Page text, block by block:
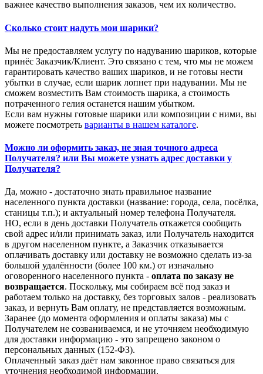
важнее качество выполнения заказов, чем их количество.
Сколько стоит надуть мои шарики?
Мы не предоставляем услугу по надуванию шариков, которые
принёс Заказчик/Клиент. Это связано с тем, что мы не можем
гарантировать качество ваших шариков, и не готовы нести
убытки в случае, если шарик лопнет при надувании. Мы не
сможем возместить Вам стоимость шарика, а стоимость
потраченного гелия останется нашим убытком.
Если вам нужны готовые шарики или композиции с ними, вы
можете посмотреть варианты в нашем каталоге.
Можно ли оформить заказ, не зная точного адреса
Получателя? или Вы можете узнать адрес доставки у
Получателя?
Да, можно - достаточно знать правильное название
населенного пункта доставки (название: города, села, посёлка,
станицы т.п.); и актуальный номер телефона Получателя.
НО, если в день доставки Получатель откажется сообщить
свой адрес и/или принимать заказ, или Получатель находится
в другом населенном пункте, а Заказчик отказывается
оплачивать доставку или доставку не возможно сделать из-за
большой удалённости (более 100 км.) от изначально
оговоренного населенного пункта - оплата по заказу не
возвращается. Поскольку, мы собираем всё под заказ и
работаем только на доставку, без торговых залов - реализовать
заказ, и вернуть Вам оплату, не представляется возможным.
Заранее (до момента оформления и оплаты заказа) мы с
Получателем не созваниваемся, и не уточняем необходимую
для доставки информацию - это запрещено законом о
персональных данных (152-ФЗ).
Оплаченный заказ даёт нам законное право связаться для
уточнения необходимой информации.